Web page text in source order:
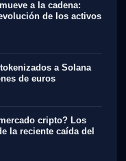
a la cadena:
de los activos
a Solana
de euros
cripto? Los
la reciente caída del